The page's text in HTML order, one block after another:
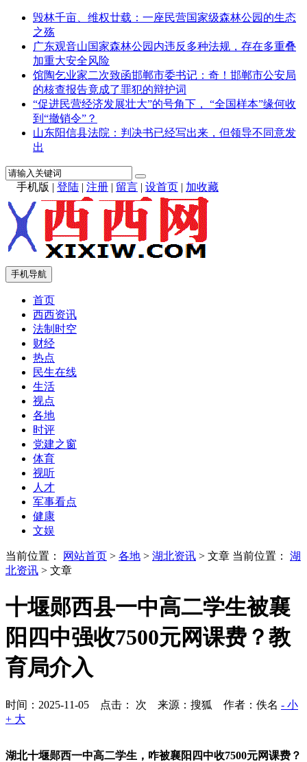
毁林千亩、维权廿载：一座民营国家级森林公园的生态
之殇
广东观音山国家森林公园内违反多种法规，存在多重叠
加重大安全风险
馆陶乞业家二次致函邯郸市委书记：奇！邯郸市公安局
的核查报告竟成了罪犯的辩护词
“促进民营经济发展壮大”的号角下， “全国样本”缘何收
到“撤销令”？
山东阳信县法院：判决书已经写出来，但领导不同意发
出
手机版 | 登陆 | 注册 | 留言 | 设首页 | 加收藏
手机导航
首页
西西资讯
法制时空
财经
热点
民生在线
生活
视点
各地
时评
党建之窗
体育
视听
人才
军事看点
健康
文娱
当前位置： 网站首页 > 各地 > 湖北资讯 > 文章 当前位置： 湖
北资讯 > 文章
十堰郧西县一中高二学生被襄
阳四中强收7500元网课费？教
育局介入
时间：2025-11-05 点击： 次 来源：搜狐 作者：佚名 - 小
+ 大
湖北十堰郧西一中高二学生，咋被襄阳四中收7500元网课费？